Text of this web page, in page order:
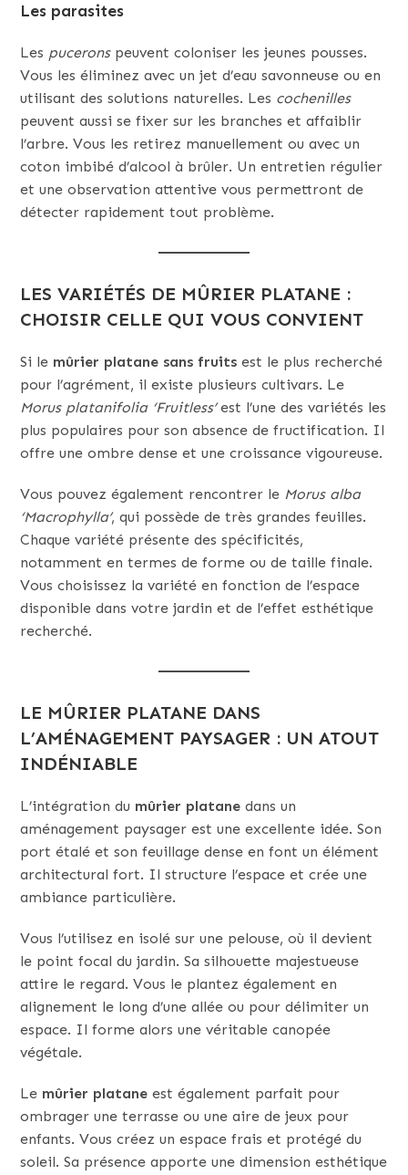
Les parasites
Les puceronspeuvent coloniser les jeunes pousses.
Vous les éliminez avec un jet d’eau savonneuse ou en
utilisant des solutions naturelles. Les cochenilles
peuvent aussi se fixer sur les branches et affaiblir
l’arbre. Vous les retirez manuellement ou avec un
coton imbibé d’alcool à brûler. Un entretien régulier
et une observation attentive vous permettront de
détecter rapidement tout problème.
LES VARIÉTÉS DE MÛRIER PLATANE :
CHOISIR CELLE QUI VOUS CONVIENT
Si le mûrier platane sans fruits est le plus recherché
pour l’agrément, il existe plusieurs cultivars. Le
Morus platanifolia ‘Fruitless’est l’une des variétés les
plus populaires pour son absence de fructification. Il
offre une ombre dense et une croissance vigoureuse.
Vous pouvez également rencontrer le Morus alba
‘Macrophylla’, qui possède de très grandes feuilles.
Chaque variété présente des spécificités,
notamment en termes de forme ou de taille finale.
Vous choisissez la variété en fonction de l’espace
disponible dans votre jardin et de l’effet esthétique
recherché.
LE MÛRIER PLATANE DANS
L’AMÉNAGEMENT PAYSAGER : UN ATOUT
INDÉNIABLE
L’intégration du mûrier platane dans un
aménagement paysager est une excellente idée. Son
port étalé et son feuillage dense en font un élément
architectural fort. Il structure l’espace et crée une
ambiance particulière.
Vous l’utilisez en isolé sur une pelouse, où il devient
le point focal du jardin. Sa silhouette majestueuse
attire le regard. Vous le plantez également en
alignement le long d’une allée ou pour délimiter un
espace. Il forme alors une véritable canopée
végétale.
Le mûrier platane est également parfait pour
ombrager une terrasse ou une aire de jeux pour
enfants. Vous créez un espace frais et protégé du
soleil. Sa présence apporte une dimension esthétique